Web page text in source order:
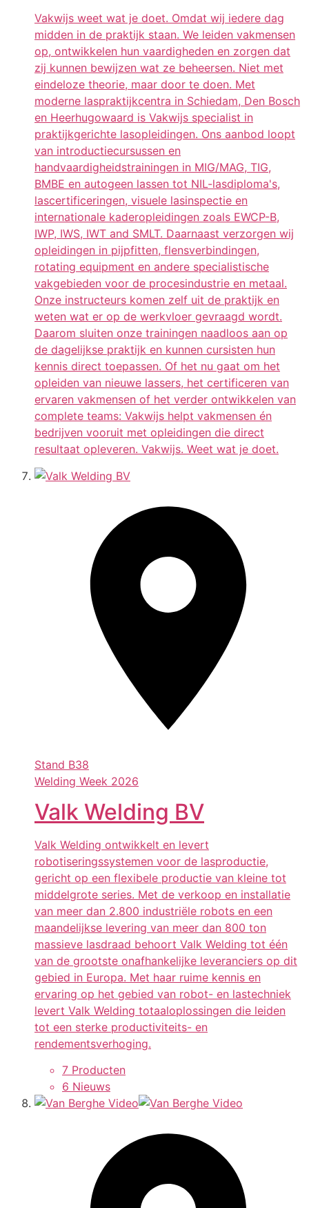
Vakwijs weet wat je doet. Omdat wij iedere dag
midden in de praktijk staan. We leiden vakmensen
op, ontwikkelen hun vaardigheden en zorgen dat
zij kunnen bewijzen wat ze beheersen. Niet met
eindeloze theorie, maar door te doen. Met
moderne laspraktijkcentra in Schiedam, Den Bosch
en Heerhugowaard is Vakwijs specialist in
praktijkgerichte lasopleidingen. Ons aanbod loopt
van introductiecursussen en
handvaardigheidstrainingen in MIG/MAG, TIG,
BMBE en autogeen lassen tot NIL-lasdiploma's,
lascertificeringen, visuele lasinspectie en
internationale kaderopleidingen zoals EWCP-B,
IWP, IWS, IWT and SMLT. Daarnaast verzorgen wij
opleidingen in pijpfitten, flensverbindingen,
rotating equipment en andere specialistische
vakgebieden voor de procesindustrie en metaal.
Onze instructeurs komen zelf uit de praktijk en
weten wat er op de werkvloer gevraagd wordt.
Daarom sluiten onze trainingen naadloos aan op
de dagelijkse praktijk en kunnen cursisten hun
kennis direct toepassen. Of het nu gaat om het
opleiden van nieuwe lassers, het certificeren van
ervaren vakmensen of het verder ontwikkelen van
complete teams: Vakwijs helpt vakmensen én
bedrijven vooruit met opleidingen die direct
resultaat opleveren. Vakwijs. Weet wat je doet.
Stand B38
Welding Week 2026
Valk Welding BV
Valk Welding ontwikkelt en levert
robotiseringssystemen voor de lasproductie,
gericht op een flexibele productie van kleine tot
middelgrote series. Met de verkoop en installatie
van meer dan 2.800 industriële robots en een
maandelijkse levering van meer dan 800 ton
massieve lasdraad behoort Valk Welding tot één
van de grootste onafhankelijke leveranciers op dit
gebied in Europa. Met haar ruime kennis en
ervaring op het gebied van robot- en lastechniek
levert Valk Welding totaaloplossingen die leiden
tot een sterke productiviteits- en
rendementsverhoging.
7 Producten
6 Nieuws